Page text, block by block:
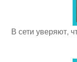
В сети уверяют,